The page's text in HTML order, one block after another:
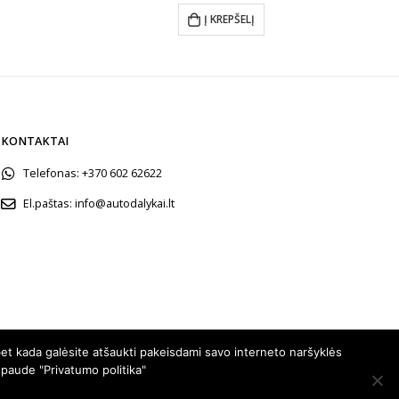
was:
€34.00.
Į KREPŠELĮ
KONTAKTAI
Telefonas: +370 602 62622
El.paštas: info@autodalykai.lt
kada galėsite atšaukti pakeisdami savo interneto naršyklės
"Privatumo politika"